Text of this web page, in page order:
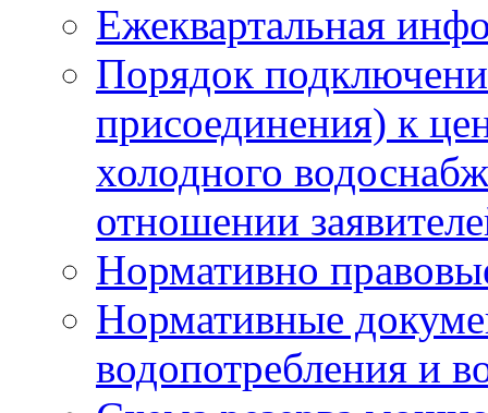
Ежеквартальная
Порядок
присоединения) к
холодного
отношении
Нормативно
Нормативные
водопотребления и